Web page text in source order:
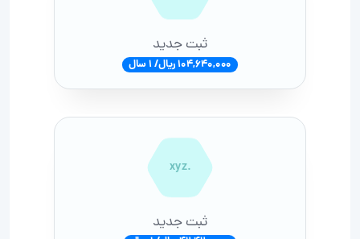
ثبت جدید
104,640,000 ریال/ 1 سال
.xyz
ثبت جدید